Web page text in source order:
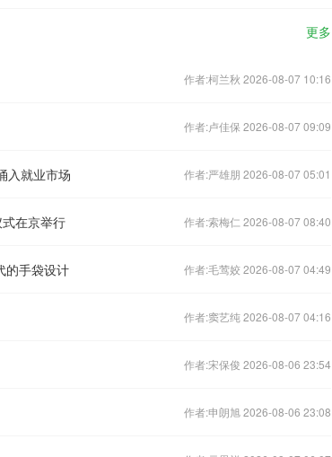
更多
作者:柯兰秋 2026-08-07 10:16
作者:卢佳保 2026-08-07 09:09
入就业市场 作者:严雄朋 2026-08-07 05:01
在京举行 作者:索梅仁 2026-08-07 08:40
的手袋设计 作者:毛莺姣 2026-08-07 04:49
作者:窦艺纯 2026-08-07 04:16
作者:宋保俊 2026-08-06 23:54
作者:申朗旭 2026-08-06 23:08